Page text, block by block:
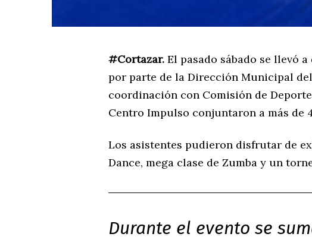
#Cortazar. El pasado sábado se llevó
por parte de la Dirección Municipal
coordinación con Comisión de
Centro Impulso conjuntaron a más de
Los asistentes pudieron disfrutar de
Dance, mega clase de Zumba y un
Durante el evento se